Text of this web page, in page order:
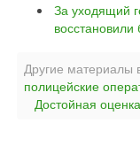
За уходящий
Другие материалы
полицейские
Достойная